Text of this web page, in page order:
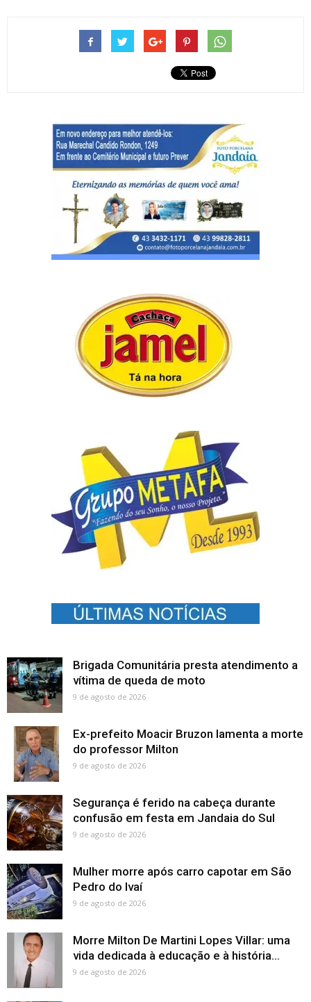
Brigada Comunitária presta atendimento a
vítima de queda de moto
9 de agosto de 2026
Ex-prefeito Moacir Bruzon lamenta a morte
do professor Milton
9 de agosto de 2026
Segurança é ferido na cabeça durante
confusão em festa em Jandaia do Sul
9 de agosto de 2026
Mulher morre após carro capotar em São
Pedro do Ivaí
9 de agosto de 2026
Morre Milton De Martini Lopes Villar: uma
vida dedicada à educação e à história...
9 de agosto de 2026